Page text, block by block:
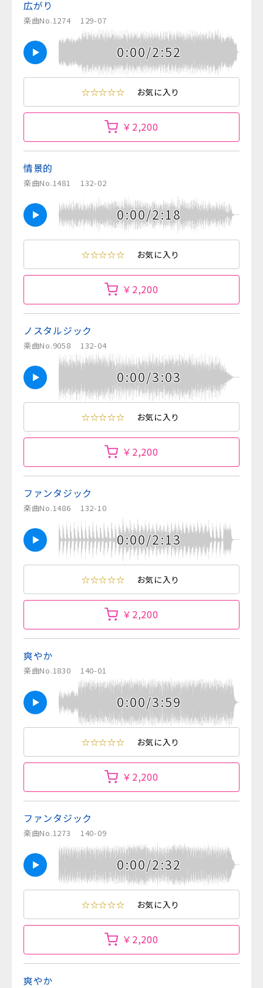
広がり
楽曲No.1274 129-07
0:00/2:52
☆☆☆☆☆ お気に入り
￥2,200
情景的
楽曲No.1481 132-02
0:00/2:18
☆☆☆☆☆ お気に入り
￥2,200
ノスタルジック
楽曲No.9058 132-04
0:00/3:03
☆☆☆☆☆ お気に入り
￥2,200
ファンタジック
楽曲No.1486 132-10
0:00/2:13
☆☆☆☆☆ お気に入り
￥2,200
爽やか
楽曲No.1830 140-01
0:00/3:59
☆☆☆☆☆ お気に入り
￥2,200
ファンタジック
楽曲No.1273 140-09
0:00/2:32
☆☆☆☆☆ お気に入り
￥2,200
爽やか